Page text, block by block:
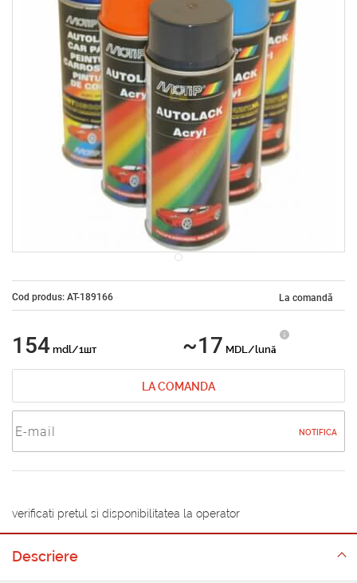
Cod produs: AT-189166 La comandă
154 mdl/1шт ~17 MDL/lună
LA COMANDA
NOTIFICA
verificati pretul si disponibilitatea la operator
Descriere